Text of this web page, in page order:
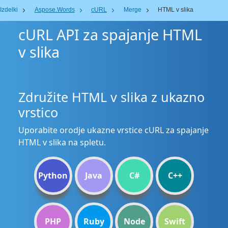
Izdelki Aspose.Words cURL Merge HTML v slika
cURL API za spajanje HTML
v slika
Združite HTML v slika z ukazno
vrstico
Uporabite orodje ukazne vrstice cURL za spajanje
HTML v slika na spletu.
Python Java C# C++
PHP Ruby Node Swift